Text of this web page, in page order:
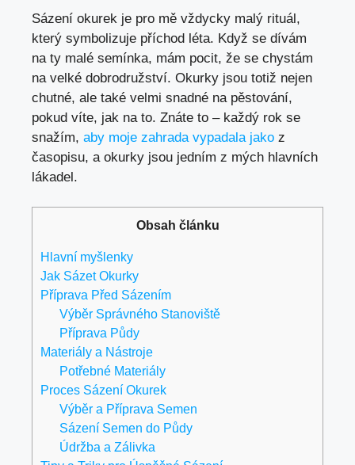
Sázení okurek je pro mě vždycky malý rituál,
který symbolizuje příchod léta. Když se dívám
na ty malé semínka, mám pocit, že se chystám
na velké dobrodružství. Okurky jsou totiž nejen
chutné, ale také velmi snadné na pěstování,
pokud víte, jak na to. Znáte to – každý rok se
snažím, aby moje zahrada vypadala jako z
časopisu, a okurky jsou jedním z mých hlavních
lákadel.
Obsah článku
Hlavní myšlenky
Jak Sázet Okurky
Příprava Před Sázením
Výběr Správného Stanoviště
Příprava Půdy
Materiály a Nástroje
Potřebné Materiály
Proces Sázení Okurek
Výběr a Příprava Semen
Sázení Semen do Půdy
Údržba a Zálivka